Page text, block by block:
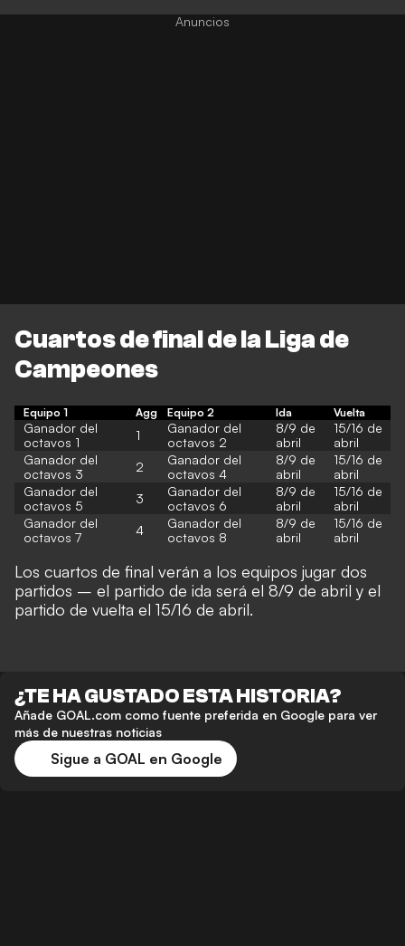
Cuartos de final de la Liga de
Campeones
Equipo 1 Agg Equipo 2 Ida Vuelta
Ganador del
octavos 1
1
Ganador del
octavos 2
8/9 de
abril
15/16 de
abril
Ganador del
octavos 3
2
Ganador del
octavos 4
8/9 de
abril
15/16 de
abril
Ganador del
octavos 5
3
Ganador del
octavos 6
8/9 de
abril
15/16 de
abril
Ganador del
octavos 7
4
Ganador del
octavos 8
8/9 de
abril
15/16 de
abril
Los cuartos de final verán a los equipos jugar dos
partidos – el partido de ida será el 8/9 de abril y el
partido de vuelta el 15/16 de abril.
¿TE HA GUSTADO ESTA HISTORIA?
Añade GOAL.com como fuente preferida en Google para ver
más de nuestras noticias
Sigue a GOAL en Google